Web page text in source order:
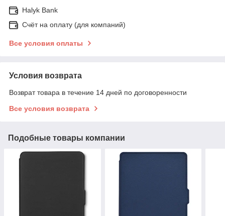
Halyk Bank
Счёт на оплату (для компаний)
Все условия оплаты
Условия возврата
Возврат товара в течение 14 дней по договоренности
Все условия возврата
Подобные товары компании